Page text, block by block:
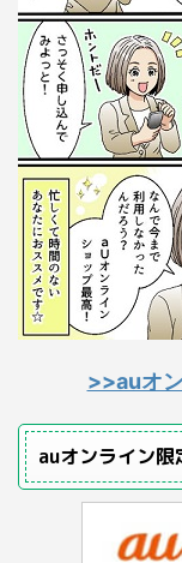
>>auオ
auオンライン